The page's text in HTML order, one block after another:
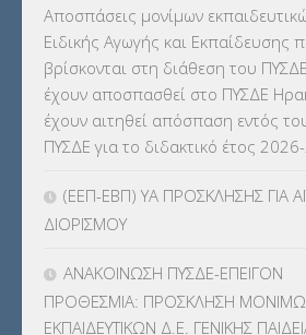
ΕΠΑΛ (366)
ΕΠΙΜΟΡΦΩΣΗ Τ.Π.Ε.(10)
ΕΥΡΩΠΑΪΚΑ ΠΡΟΓΡΑΜΜΑΤΑ
ΚΕΣΥ (60)
ΚΠγ – ΚΡΑΤΙΚΟ ΠΙΣΤΟΠΟΙΗΤΙΚΟ
Αποσπάσεις μονίμων
Ειδικής Αγωγής και Εκπαίδευσης
βρίσκονται στη διάθεση του
έχουν αποσπασθεί στο ΠΥΣΔΕ
έχουν αιτηθεί απόσπαση εντός
ΠΥΣΔΕ για το διδακτικό έτος
(ΕΕΠ-ΕΒΠ) ΥΑ ΠΡΟΣΚΛΗΣΗΣ ΓΙΑ
ΔΙΟΡΙΣΜΟΥ
ΑΝΑΚΟΙΝΩΣΗ ΠΥΣΔΕ-ΕΠΕΙΓΟΝ
ΠΡΟΘΕΣΜΙΑ: ΠΡΟΣΚΛΗΣΗ
ΕΚΠΑΙΔΕΥΤΙΚΩΝ Δ.Ε. ΓΕΝΙΚΗΣ